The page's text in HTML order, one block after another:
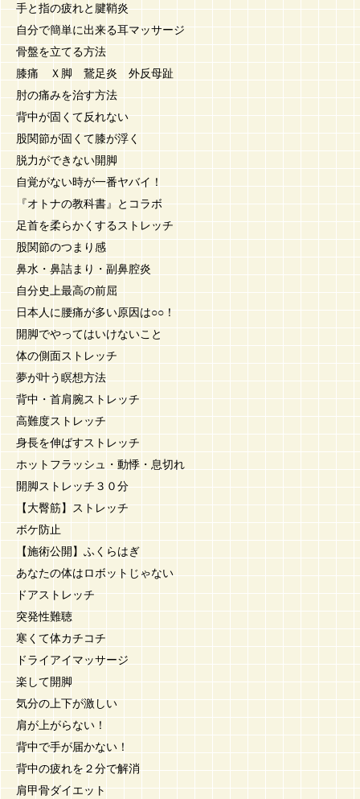
手と指の疲れと腱鞘炎
自分で簡単に出来る耳マッサージ
骨盤を立てる方法
膝痛 Ｘ脚 鵞足炎 外反母趾
肘の痛みを治す方法
背中が固くて反れない
股関節が固くて膝が浮く
脱力ができない開脚
自覚がない時が一番ヤバイ！
『オトナの教科書』とコラボ
足首を柔らかくするストレッチ
股関節のつまり感
鼻水・鼻詰まり・副鼻腔炎
自分史上最高の前屈
日本人に腰痛が多い原因は○○！
開脚でやってはいけないこと
体の側面ストレッチ
夢が叶う瞑想方法
背中・首肩腕ストレッチ
高難度ストレッチ
身長を伸ばすストレッチ
ホットフラッシュ・動悸・息切れ
開脚ストレッチ３０分
【大臀筋】ストレッチ
ボケ防止
【施術公開】ふくらはぎ
あなたの体はロボットじゃない
ドアストレッチ
突発性難聴
寒くて体カチコチ
ドライアイマッサージ
楽して開脚
気分の上下が激しい
肩が上がらない！
背中で手が届かない！
背中の疲れを２分で解消
肩甲骨ダイエット